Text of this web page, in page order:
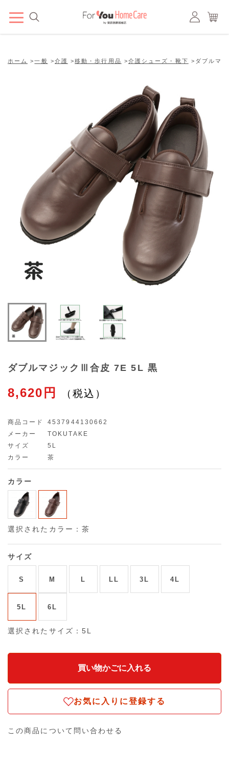
ホーム >一般 >介護 >移動・歩行用品 >介護シューズ・靴下 > ダブルマ
ダブルマジックⅢ合皮 7E 5L 黒
8,620円
商品コード
4537944130662
メーカー
TOKUTAKE
サイズ
5L
カラー
茶
カラー
選択されたカラー：茶
サイズ
S M L LL 3L 4L
5L 6L
選択されたサイズ：5L
お気に入りに登録する
この商品について問い合わせる